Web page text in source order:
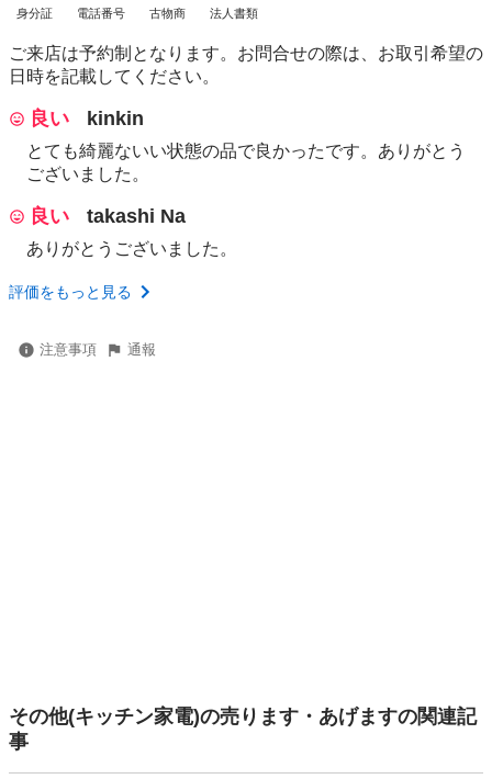
身分証 電話番号 古物商 法人書類
ご来店は予約制となります。お問合せの際は、お取引希望の
日時を記載してください。
良い kinkin
とても綺麗ないい状態の品で良かったです。ありがとう
ございました。
良い takashi Na
ありがとうございました。
評価をもっと見る
注意事項 通報
その他(キッチン家電)の売ります・あげますの関連記
事